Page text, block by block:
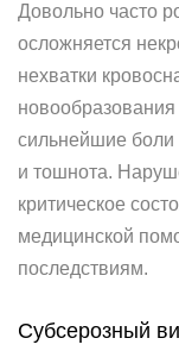
Довольно часто
осложняется
нехватки
сильнейшие боли
и тошнота.
критическое
медицинской
последствиям.
Субсерозный